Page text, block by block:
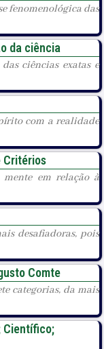
fenomenológica das
da ciência
ciências exatas e
com a realidade
Critérios
mente em relação à
desafiadoras, pois
Comte
categorias, da mais
Científico;